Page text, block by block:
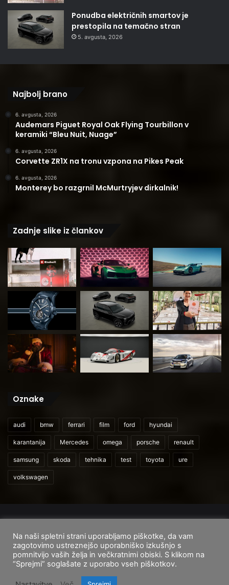
Ponudba električnih smartov je
prestopila na temačno stran
5. avgusta, 2026
Najbolj brano
6. avgusta, 2026
Audemars Piguet Royal Oak Flying Tourbillon v
keramiki “Bleu Nuit, Nuage”
6. avgusta, 2026
Corvette ZR1X na tronu vzpona na Pikes Peak
6. avgusta, 2026
Monterey bo razgrnil McMurtryjev dirkalnik!
Zadnje slike iz člankov
Oznake
audi bmw ferrari film ford hyundai
karantanija Mercedes omega porsche renault
samsung skoda tehnika test toyota ure
volkswagen
Domov
O nas Cenik storitev Pogoji uporabe
FacebookInstagram
TikTok
Na naši spletni strani uporabljamo piškotke, da vam
zagotovimo ustreznejšo uporabniško izkušnjo s
pomnitvijo vaših želja in večkratnimi obiski. S klikom na
“Sprejmi” soglašate z uporabo vseh piškotkov.